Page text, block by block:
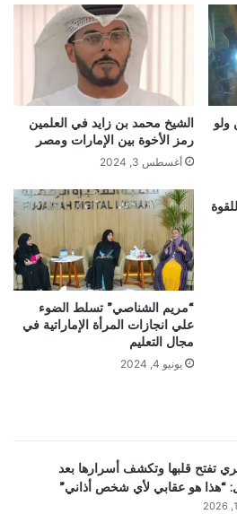
ولو
الشيخ محمد بن زايد في العلمين
رمز الأخوة بين الإمارات ومصر
أغسطس 3, 2024
“مريم الشناصي” تسلط الضوء
علي انجازات المرأة الإماراتية في
مجال التعليم
يونيو 4, 2024
تفتح قلبها وتكشف أسرارها بعد
“هذا هو عقابي لأي شخص أذاني”